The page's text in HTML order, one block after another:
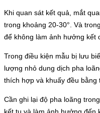
Khi quan sát kết quả, mắt
trong khoảng 20-30°. Và
để không làm ảnh hưởng kết
Trong điều kiện mẫu bị lưu
lượng nhỏ dung dịch pha
thích hợp và khuấy đều bằng
Cần ghi lại độ pha loãng